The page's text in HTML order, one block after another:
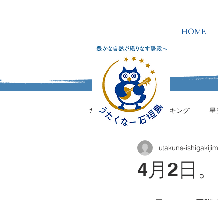
HOME
カテゴリを選択 ハイキング 星
うたくなーの学校
4月2日
utakuna-